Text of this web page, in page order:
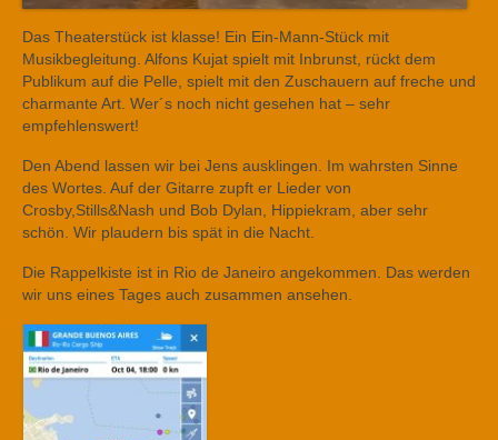
Das Theaterstück ist klasse! Ein Ein-Mann-Stück mit
Musikbegleitung. Alfons Kujat spielt mit Inbrunst, rückt dem
Publikum auf die Pelle, spielt mit den Zuschauern auf freche und
charmante Art. Wer´s noch nicht gesehen hat – sehr
empfehlenswert!
Den Abend lassen wir bei Jens ausklingen. Im wahrsten Sinne
des Wortes. Auf der Gitarre zupft er Lieder von
Crosby,Stills&Nash und Bob Dylan, Hippiekram, aber sehr
schön. Wir plaudern bis spät in die Nacht.
Die Rappelkiste ist in Rio de Janeiro angekommen. Das werden
wir uns eines Tages auch zusammen ansehen.